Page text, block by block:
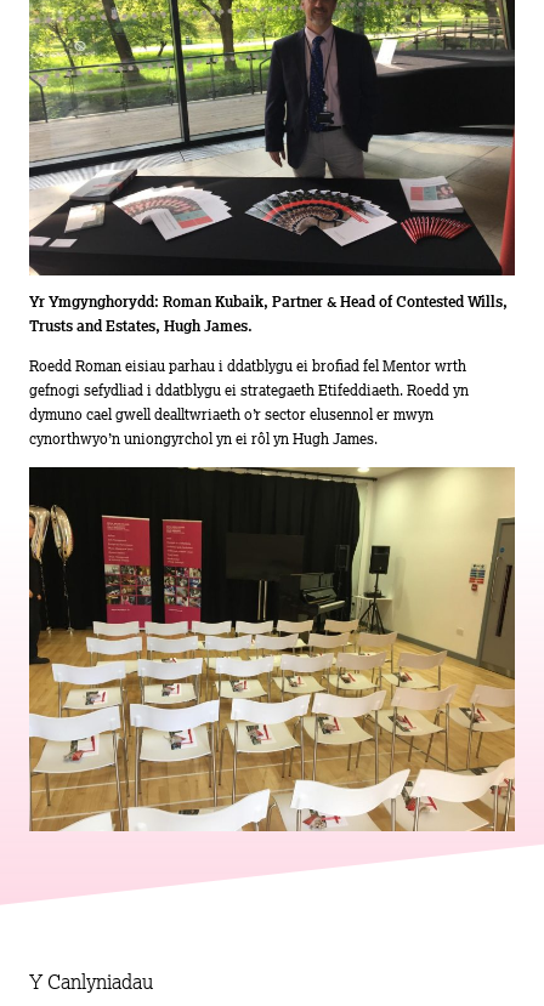
Yr Ymgynghorydd: Roman Kubaik, Partner & Head of Contested Wills,
Trusts and Estates, Hugh James.
Roedd Roman eisiau parhau i ddatblygu ei brofiad fel Mentor wrth
gefnogi sefydliad i ddatblygu ei strategaeth Etifeddiaeth. Roedd yn
dymuno cael gwell dealltwriaeth o’r sector elusennol er mwyn
cynorthwyo’n uniongyrchol yn ei rôl yn Hugh James.
Y Canlyniadau